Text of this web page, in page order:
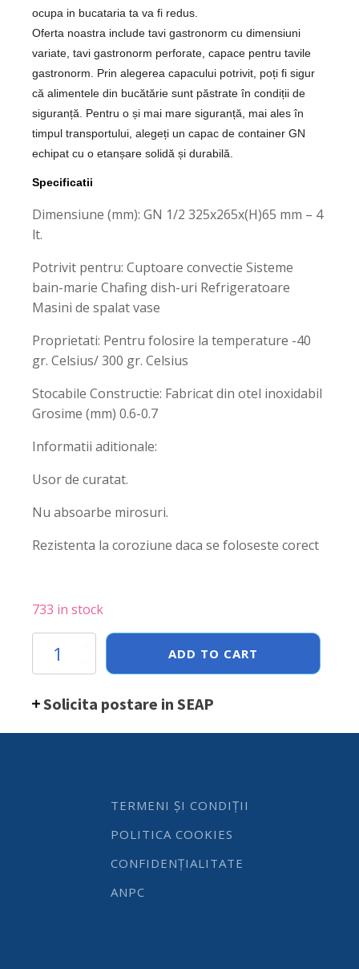
ocupa in bucataria ta va fi redus.
Oferta noastra include tavi gastronorm cu dimensiuni
variate, tavi gastronorm perforate, capace pentru tavile
gastronorm. Prin alegerea capacului potrivit, poți fi sigur
că alimentele din bucătărie sunt păstrate în condiții de
siguranță. Pentru o și mai mare siguranță, mai ales în
timpul transportului, alegeți un capac de container GN
echipat cu o etanșare solidă și durabilă.
Specificatii
Dimensiune (mm): GN 1/2 325x265x(H)65 mm – 4
lt.
Potrivit pentru: Cuptoare convectie Sisteme
bain-marie Chafing dish-uri Refrigeratoare
Masini de spalat vase
Proprietati: Pentru folosire la temperature -40
gr. Celsius/ 300 gr. Celsius
Stocabile Constructie: Fabricat din otel inoxidabil
Grosime (mm) 0.6-0.7
Informatii aditionale:
Usor de curatat.
Nu absoarbe mirosuri.
Rezistenta la coroziune daca se foloseste corect
733 in stock
Hendi
Gastronorm
1/2
ADD TO CART
Solicita postare in SEAP
TERMENI ȘI CONDIȚII
POLITICA COOKIES
CONFIDENȚIALITATE
ANPC